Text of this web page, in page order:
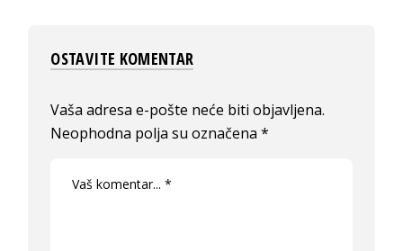
OSTAVITE KOMENTAR
Vaša adresa e-pošte neće biti objavljena.
Neophodna polja su označena*